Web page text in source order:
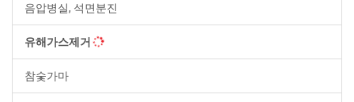
음압병실, 석면분진
유해가스제거
참숯가마